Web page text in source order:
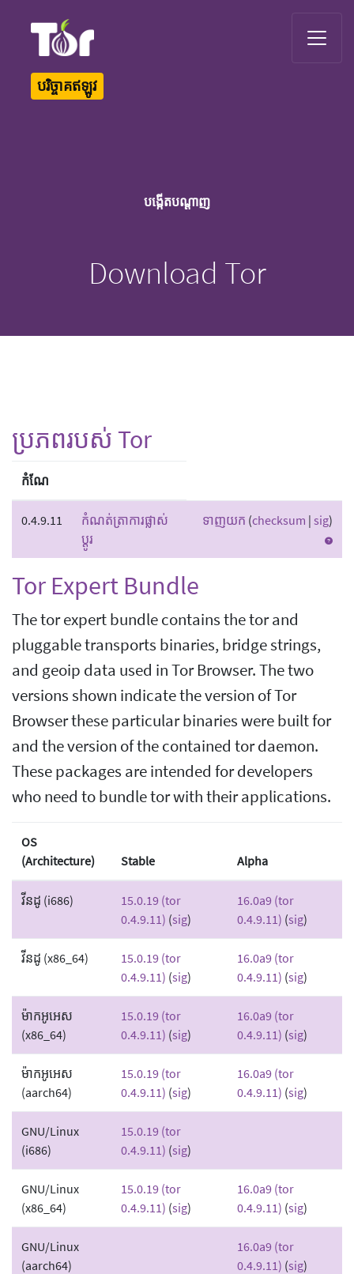
បរិច្ចាគឥឡូវ
បង្កើតបណ្ដាញ
Download Tor
ប្រភពរបស់ Tor
កំណែ
0.4.9.11
កំណត់ត្រាការផ្លាស់
ប្តូរ
ទាញយក (checksum | sig)
Tor Expert Bundle
The tor expert bundle contains the tor and
pluggable transports binaries, bridge strings,
and geoip data used in Tor Browser. The two
versions shown indicate the version of Tor
Browser these particular binaries were built for
and the version of the contained tor daemon.
These packages are intended for developers
who need to bundle tor with their applications.
OS
(Architecture)
Stable Alpha
វីនដូ (i686)
15.0.19 (tor
0.4.9.11) (sig)
16.0a9 (tor
0.4.9.11) (sig)
វីនដូ (x86_64)
15.0.19 (tor
0.4.9.11) (sig)
16.0a9 (tor
0.4.9.11) (sig)
ម៉ាកអូអេស
(x86_64)
15.0.19 (tor
0.4.9.11) (sig)
16.0a9 (tor
0.4.9.11) (sig)
ម៉ាកអូអេស
(aarch64)
15.0.19 (tor
0.4.9.11) (sig)
16.0a9 (tor
0.4.9.11) (sig)
GNU/Linux
(i686)
15.0.19 (tor
0.4.9.11) (sig)
GNU/Linux
(x86_64)
15.0.19 (tor
0.4.9.11) (sig)
16.0a9 (tor
0.4.9.11) (sig)
GNU/Linux
(aarch64)
16.0a9 (tor
0.4.9.11) (sig)